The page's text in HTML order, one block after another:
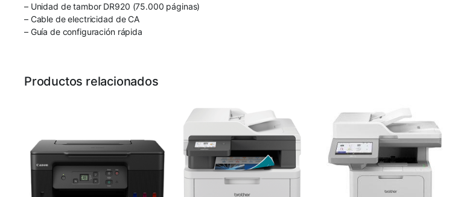
– Unidad de tambor DR920 (75.000 páginas)
– Cable de electricidad de CA
– Guía de configuración rápida
Productos relacionados